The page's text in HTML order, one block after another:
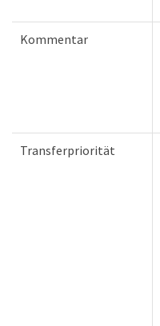
Kommentar
Transferpriorität